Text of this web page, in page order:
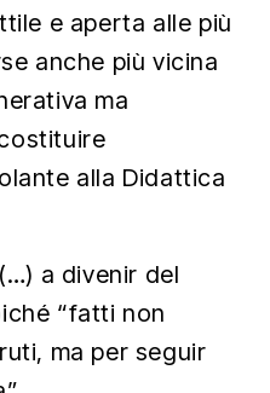
e aperta alle più
anche più vicina
ma
alla Didattica
a divenir del
“fatti non
ma per seguir